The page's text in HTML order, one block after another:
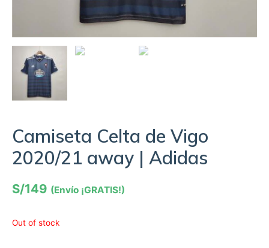
Camiseta Celta de Vigo
2020/21 away | Adidas
S/149 (Envío ¡GRATIS!)
Out of stock